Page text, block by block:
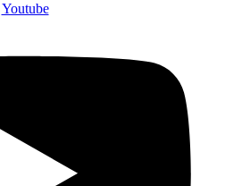
Youtube